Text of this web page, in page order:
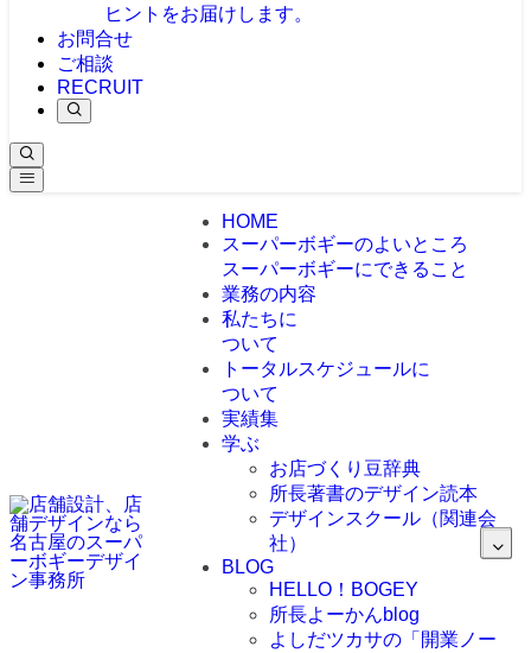
ヒントをお届けします。
お問合せ
ご相談
RECRUIT
HOME
スーパーボギーのよいところ
スーパーボギーにできること
業務の内容
私たちに
ついて
トータルスケジュールに
ついて
実績集
学ぶ
お店づくり豆辞典
所長著書のデザイン読本
デザインスクール（関連会
社）
BLOG
HELLO！BOGEY
所長よーかんblog
よしだツカサの「開業ノー